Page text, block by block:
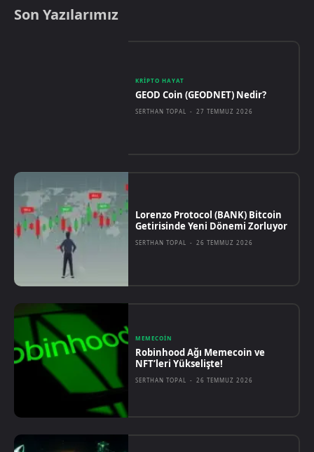
Son Yazılarımız
KRIPTO HAYAT
GEOD Coin (GEODNET) Nedir?
SERTHAN TOPAL - 27 TEMMUZ 2026
Lorenzo Protocol (BANK) Bitcoin
Getirisinde Yeni Dönemi Zorluyor
SERTHAN TOPAL - 26 TEMMUZ 2026
MEMECOIN
Robinhood Ağı Memecoin ve
NFT’leri Yükselişte!
SERTHAN TOPAL - 26 TEMMUZ 2026